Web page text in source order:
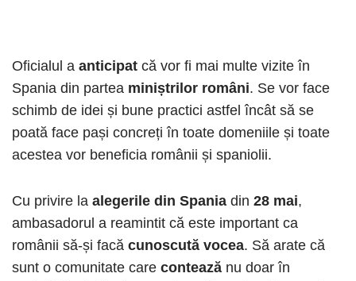
Oficialul a anticipat că vor fi mai multe vizite în
Spania din partea miniștrilor români. Se vor face
schimb de idei și bune practici astfel încât să se
poată face pași concreți în toate domeniile și toate
acestea vor beneficia românii și spaniolii.
Cu privire la alegerile din Spania din 28 mai,
ambasadorul a reamintit că este important ca
românii să-și facă cunoscută vocea. Să arate că
sunt o comunitate care contează nu doar în